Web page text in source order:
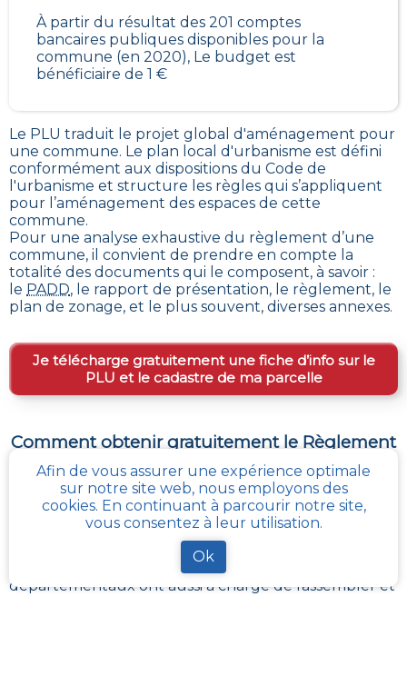
À partir du résultat des 201 comptes
bancaires publiques disponibles pour la
commune (en 2020), Le budget est
bénéficiaire de 1 €
Le PLU traduit le projet global d'aménagement pour
une commune. Le plan local d'urbanisme est défini
conformément aux dispositions du Code de
l'urbanisme et structure les règles qui s’appliquent
pour l’aménagement des espaces de cette
commune.
Pour une analyse exhaustive du règlement d’une
commune, il convient de prendre en compte la
totalité des documents qui le composent, à savoir :
le PADD, le rapport de présentation, le règlement, le
plan de zonage, et le plus souvent, diverses annexes.
Je télécharge gratuitement une fiche d’info sur le
PLU et le cadastre de ma parcelle
Comment obtenir gratuitement le Règlement
d’Urbanisme ou PLU de Arfeuilles?
Pourobtenir le PLU gratuitement,il faut s’adresser
aux services d'urbanisme de la mairie de la commune
ou de l’intercommunalité Chaque commune
française a pour charge de tenir à jour et à disposition
du publique, le PLU de son territoire. Les services
départementaux ont aussi à charge de rassembler et
Afin de vous assurer une expérience optimale
sur notre site web, nous employons des
cookies. En continuant à parcourir notre site,
vous consentez à leur utilisation.
Ok